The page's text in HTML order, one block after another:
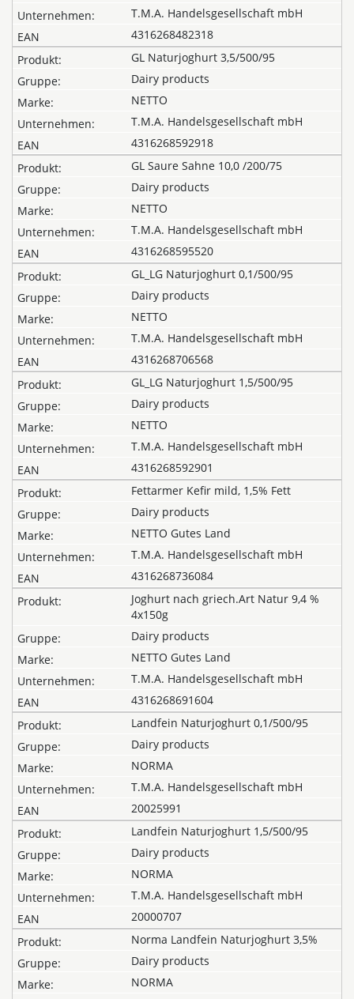
T.M.A. Handelsgesellschaft mbH
4316268482318
GL Naturjoghurt 3,5/500/95
Dairy products
NETTO
T.M.A. Handelsgesellschaft mbH
4316268592918
GL Saure Sahne 10,0 /200/75
Dairy products
NETTO
T.M.A. Handelsgesellschaft mbH
4316268595520
GL_LG Naturjoghurt 0,1/500/95
Dairy products
NETTO
T.M.A. Handelsgesellschaft mbH
4316268706568
GL_LG Naturjoghurt 1,5/500/95
Dairy products
NETTO
T.M.A. Handelsgesellschaft mbH
4316268592901
Fettarmer Kefir mild, 1,5% Fett
Dairy products
NETTO Gutes Land
T.M.A. Handelsgesellschaft mbH
4316268736084
Joghurt nach griech.Art Natur 9,4 %
4x150g
Dairy products
NETTO Gutes Land
T.M.A. Handelsgesellschaft mbH
4316268691604
Landfein Naturjoghurt 0,1/500/95
Dairy products
NORMA
T.M.A. Handelsgesellschaft mbH
20025991
Landfein Naturjoghurt 1,5/500/95
Dairy products
NORMA
T.M.A. Handelsgesellschaft mbH
20000707
Norma Landfein Naturjoghurt 3,5%
Dairy products
NORMA